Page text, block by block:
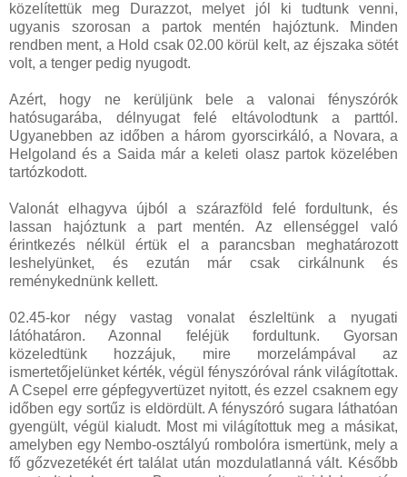
közelítettük meg Durazzot, melyet jól ki tudtunk venni,
ugyanis szorosan a partok mentén hajóztunk. Minden
rendben ment, a Hold csak 02.00 körül kelt, az éjszaka sötét
volt, a tenger pedig nyugodt.
Azért, hogy ne kerüljünk bele a valonai fényszórók
hatósugarába, délnyugat felé eltávolodtunk a parttól.
Ugyanebben az időben a három gyorscirkáló, a Novara, a
Helgoland és a Saida már a keleti olasz partok közelében
tartózkodott.
Valonát elhagyva újból a szárazföld felé fordultunk, és
lassan hajóztunk a part mentén. Az ellenséggel való
érintkezés nélkül értük el a parancsban meghatározott
leshelyünket, és ezután már csak cirkálnunk és
reménykednünk kellett.
02.45-kor négy vastag vonalat észleltünk a nyugati
látóhatáron. Azonnal feléjük fordultunk. Gyorsan
közeledtünk hozzájuk, mire morzelámpával az
ismertetőjelünket kérték, végül fényszóróval ránk világítottak.
A Csepel erre gépfegyvertüzet nyitott, és ezzel csaknem egy
időben egy sortűz is eldördült. A fényszóró sugara láthatóan
gyengült, végül kialudt. Most mi világítottuk meg a másikat,
amelyben egy Nembo-osztályú rombolóra ismertünk, mely a
fő gőzvezetékét ért találat után mozdulatlanná vált. Később